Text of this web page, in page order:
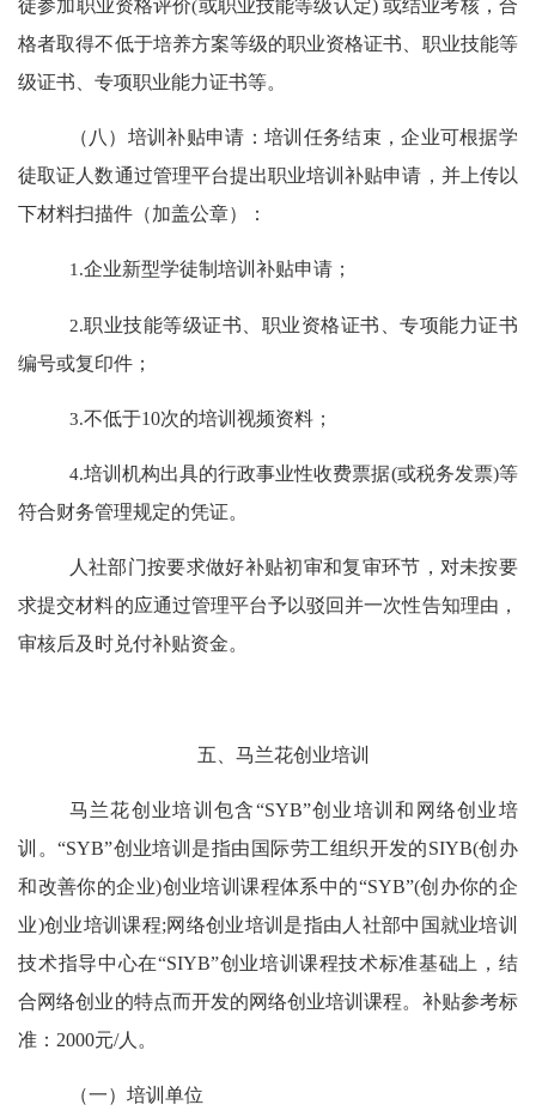
徒参加职业资格评价(或职业技能等级认定) 或结业考核，合
格者取得不低于培养方案等级的职业资格证书、职业技能等
级证书、专项职业能力证书等。
（八）培训补贴申请：培训任务结束，企业可根据学
徒取证人数通过管理平台提出职业培训补贴申请，并上传以
下材料扫描件（加盖公章）：
1.企业新型学徒制培训补贴申请；
2.职业技能等级证书、职业资格证书、专项能力证书
编号或复印件；
3.不低于10次的培训视频资料；
4.培训机构出具的行政事业性收费票据(或税务发票)等
符合财务管理规定的凭证。
人社部门按要求做好补贴初审和复审环节，对未按要
求提交材料的应通过管理平台予以驳回并一次性告知理由，
审核后及时兑付补贴资金。
五 、马兰花创业培训
马兰花创业培训包含“SYB”创业培训和网络创业培
训。“SYB”创业培训是指由国际劳工组织开发的SIYB(创办
和改善你的企业)创业培训课程体系中的“SYB”(创办你的企
业)创业培训课程;网络创业培训是指由人社部中国就业培训
技术指导中心在“SIYB”创业培训课程技术标准基础上，结
合网络创业的特点而开发的网络创业培训课程。补贴参考标
准： 2000元/人。
（一）培训单位